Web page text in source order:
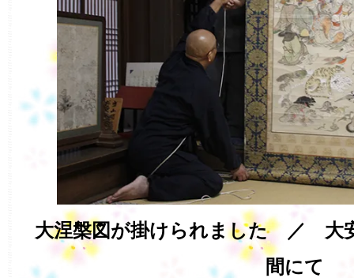
大涅槃図が掛けられました ／
間にて